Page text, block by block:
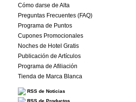
Cómo darse de Alta
Preguntas Frecuentes (FAQ)
Programa de Puntos
Cupones Promocionales
Noches de Hotel Gratis
Publicación de Artículos
Programa de Afiliación
Tienda de Marca Blanca
RSS de Noticias
RSS de Productos